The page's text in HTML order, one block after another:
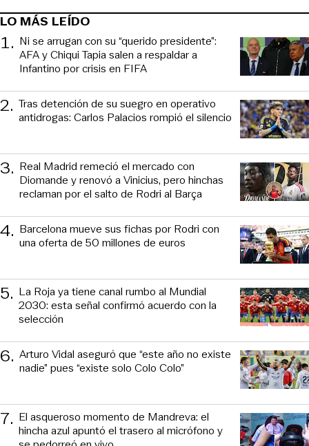
LO MÁS LEÍDO
1. Ni se arrugan con su “querido presidente”:
AFA y Chiqui Tapia salen a respaldar a
Infantino por crisis en FIFA
2. Tras detención de su suegro en operativo
antidrogas: Carlos Palacios rompió el silencio
3. Real Madrid remeció el mercado con
Diomande y renovó a Vinicius, pero hinchas
reclaman por el salto de Rodri al Barça
4. Barcelona mueve sus fichas por Rodri con
una oferta de 50 millones de euros
5. La Roja ya tiene canal rumbo al Mundial
2030: esta señal confirmó acuerdo con la
selección
6. Arturo Vidal aseguró que “este año no existe
nadie” pues “existe solo Colo Colo”
7. El asqueroso momento de Mandreva: el
hincha azul apuntó el trasero al micrófono y